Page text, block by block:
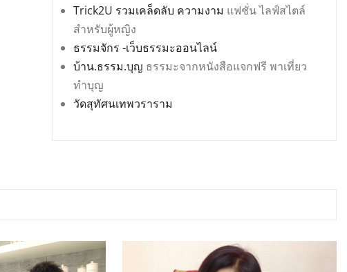
Trick2U รวมเคล็ดลับ ความงาม แฟชั่น ไลฟ์สไตล์
สำหรับผู้หญิง
ธรรมจักร -เว็บธรรมะออนไลน์
บ้าน.ธรรม.บุญ ธรรมะจากหนังสือแจกฟรี พาเที่ยว
ทำบุญ
วัดสุทัศนเทพวราราม